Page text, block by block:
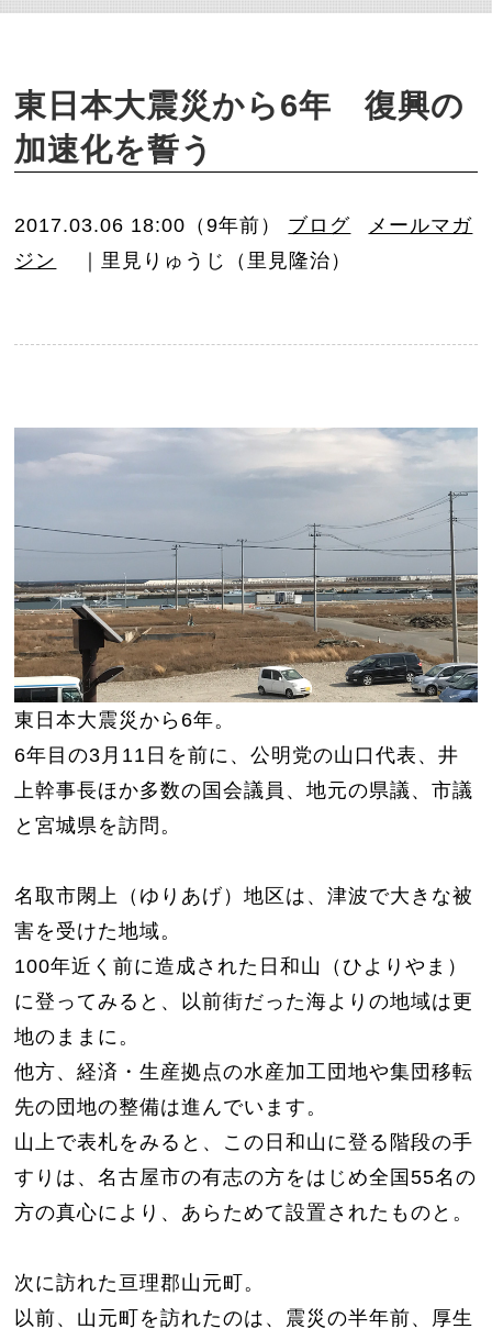
東日本大震災から6年 復興の
加速化を誓う
2017.03.06 18:00（9年前） ブログ
メールマガ
ジン
｜里見りゅうじ（里見隆治）
東日本大震災から6年。
6年目の3月11日を前に、公明党の山口代表、井
上幹事長ほか多数の国会議員、地元の県議、市議
と宮城県を訪問。
名取市閖上（ゆりあげ）地区は、津波で大きな被
害を受けた地域。
100年近く前に造成された日和山（ひよりやま）
に登ってみると、以前街だった海よりの地域は更
地のままに。
他方、経済・生産拠点の水産加工団地や集団移転
先の団地の整備は進んでいます。
山上で表札をみると、この日和山に登る階段の手
すりは、名古屋市の有志の方をはじめ全国55名の
方の真心により、あらためて設置されたものと。
次に訪れた亘理郡山元町。
以前、山元町を訪れたのは、震災の半年前、厚生